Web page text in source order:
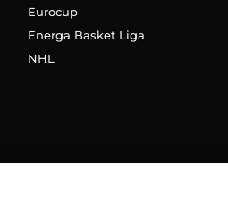
Eurocup
Energa Basket Liga
NHL